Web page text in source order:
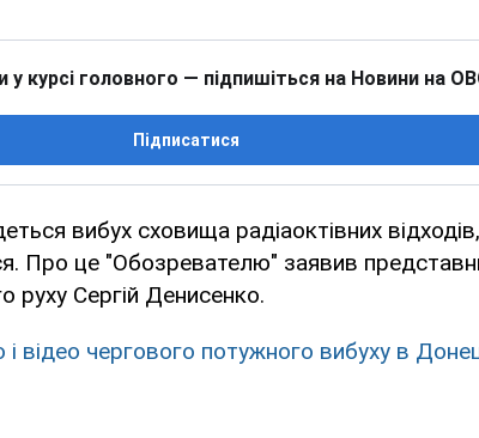
курсі головного — підпишіться на Новини на
Підписатися
вибух сховища радіаоктівних відходів,
Про це "Обозревателю" заявив
руху Сергій Денисенко.
відео чергового потужного вибуху в